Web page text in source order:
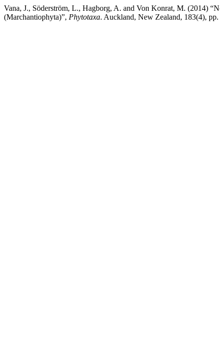
Vana, J., Söderström, L., Hagborg, A. and Von Konrat, M. (2014)
(Marchantiophyta)”, Phytotaxa. Auckland, New Zealand, 183(4),